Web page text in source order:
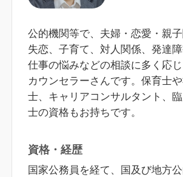
公的機関等で、夫婦・恋愛・親子
失恋、子育て、対人関係、発達障
仕事の悩みなどの相談に多く応
カウンセラーさんです。保育士
士、キャリアコンサルタント、
士の資格もお持ちです。
資格・経歴
国家公務員を経て、国及び地方